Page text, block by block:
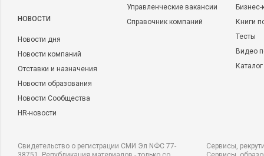
НОВОСТИ
Новости дня
Новости компаний
Отставки и назначения
Новости образования
Новости Сообщества
HR-новости
Управленческие вакансии
Справочник компаний
Книги
Тесты
Видео
Свидетельство о регистрации СМИ Эл NФС 77-
Сервисы,